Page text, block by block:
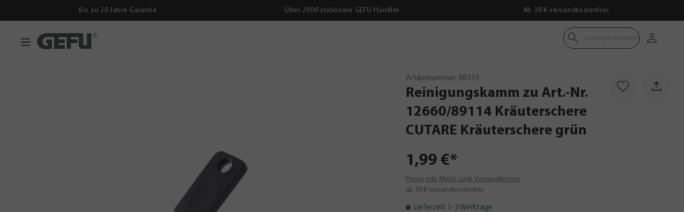
Bis zu 20 Jahre Garantie Über 2000 stationäre GEFU Händler Ab 39 € versandkostenfrei
Suchbegriff eingeben
Artikelnummer: 88333
Reinigungskamm zu Art.-Nr.
12660/89114 Kräuterschere
CUTARE Kräuterschere grün
1,99 €*
Preise inkl. MwSt. zzgl. Versandkosten
ab 39 € versandkostenfrei
Lieferzeit 1-3 Werktage